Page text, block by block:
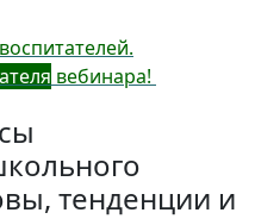
вебинара!
тенденции и